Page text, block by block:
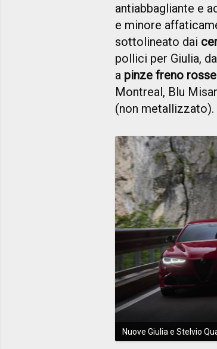
antiabbagliante e
e minore
sottolineato dai
pollici per Giulia,
a pinze freno rosse
Montreal, Blu
(non metallizzato).
Nuove Giulia e Stelvio